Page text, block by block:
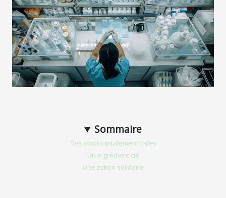
Sommaire
Des stocks totalement vides
Un ingrédient clé
Une action solidaire